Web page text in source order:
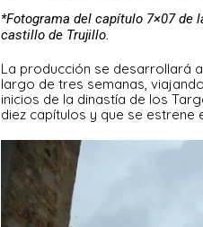
*Fotograma del capítulo 7×07 de
castillo de Trujillo.
La producción se desarrollará
largo de tres semanas,
inicios de la dinastía de los
diez capítulos y que se estrene